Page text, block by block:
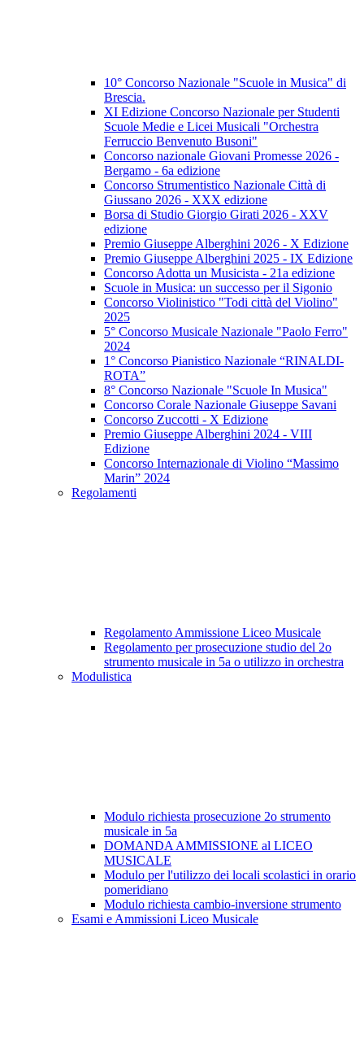
10° Concorso Nazionale "Scuole in Musica" di
Brescia.
XI Edizione Concorso Nazionale per Studenti
Scuole Medie e Licei Musicali "Orchestra
Ferruccio Benvenuto Busoni"
Concorso nazionale Giovani Promesse 2026 -
Bergamo - 6a edizione
Concorso Strumentistico Nazionale Città di
Giussano 2026 - XXX edizione
Borsa di Studio Giorgio Girati 2026 - XXV
edizione
Premio Giuseppe Alberghini 2026 - X Edizione
Premio Giuseppe Alberghini 2025 - IX Edizione
Concorso Adotta un Musicista - 21a edizione
Scuole in Musica: un successo per il Sigonio
Concorso Violinistico "Todi città del Violino"
2025
5° Concorso Musicale Nazionale "Paolo Ferro"
2024
1° Concorso Pianistico Nazionale “RINALDI-
ROTA”
8° Concorso Nazionale​​​​​​​​​​​​​​ "Scuole In Musica"
Concorso Corale Nazionale Giuseppe Savani
Concorso Zuccotti - X Edizione
Premio Giuseppe Alberghini 2024 - VIII
Edizione
Concorso Internazionale di Violino “Massimo
Marin” 2024
Regolamenti
Regolamento Ammissione Liceo Musicale
Regolamento per prosecuzione studio del 2o
strumento musicale in 5a o utilizzo in orchestra
Modulistica
Modulo richiesta prosecuzione 2o strumento
musicale in 5a
DOMANDA AMMISSIONE al LICEO
MUSICALE
Modulo per l'utilizzo dei locali scolastici in orario
pomeridiano
Modulo richiesta cambio-inversione strumento
Esami e Ammissioni Liceo Musicale